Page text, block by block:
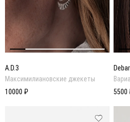
A.D.3
Максимилиановские джекеты
10000 ₽
5500